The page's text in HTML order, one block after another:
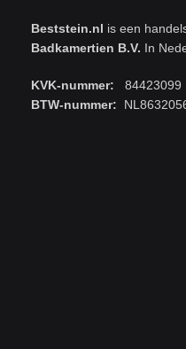
Beststein.nl is een
Badkamertien B.V. In
KVK-nummer: 84423099
BTW-nummer: